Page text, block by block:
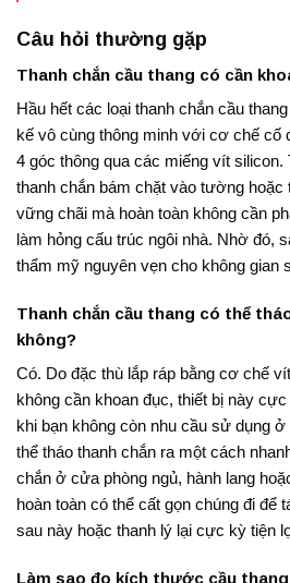
Câu hỏi thường gặp
Thanh chắn cầu thang có cần
Hầu hết các loại thanh chắn cầu thang
kế vô cùng thông minh với cơ chế cố
4 góc thông qua các miếng vít silicon.
thanh chắn bám chặt vào tường hoặc
vững chãi mà hoàn toàn không cần
làm hỏng cấu trúc ngôi nhà. Nhờ đó,
thẩm mỹ nguyên vẹn cho không gian
Thanh chắn cầu thang có thể
không?
Có. Do đặc thù lắp ráp bằng cơ chế
không cần khoan đục, thiết bị này
khi bạn không còn nhu cầu sử dụng
thể tháo thanh chắn ra một cách
chắn ở cửa phòng ngủ, hành lang
hoàn toàn có thể cất gọn chúng đi để
sau này hoặc thanh lý lại cực kỳ tiện
Làm sao đo kích thước cầu